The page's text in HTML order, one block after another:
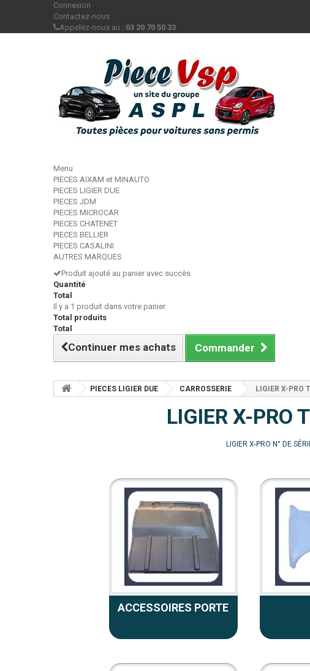
Connexion
Contactez-nous
Appelez-nous au : 03 20 70 50 33
Menu
PIECES AIXAM et MINAUTO
PIECES LIGIER DUE
PIECES JDM
PIECES MICROCAR
PIECES CHATENET
PIECES BELLIER
PIECES CASALINI
AUTRES MARQUES
Produit ajouté au panier avec succès
Quantité
Total
Il y a 1 produit dans votre panier.
Total produits
Total
Continuer mes achats Commander
PIECES LIGIER DUE CARROSSERIE LIGIER X-PRO
LIGIER X-PRO
LIGIER X-PRO N° DE
ACCESSOIRES PORTE